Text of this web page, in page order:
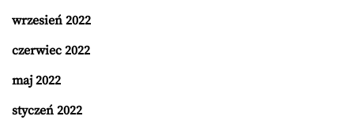
wrzesień 2022
czerwiec 2022
maj 2022
styczeń 2022